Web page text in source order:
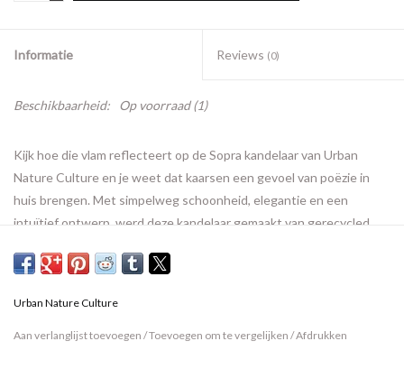
Informatie Reviews (0)
Beschikbaarheid: Op voorraad(1)
Kijk hoe die vlam reflecteert op de Sopra kandelaar van Urban
Nature Culture en je weet dat kaarsen een gevoel van poëzie in
huis brengen. Met simpelweg schoonheid, elegantie en een
intuïtief ontwerp, werd deze kandelaar gemaakt van gerecycled
werden gesmolten en een nieuw leven en een nieuw doel kregen.
Urban Nature Culture
Aan verlanglijst toevoegen /Toevoegen om te vergelijken /Afdrukken